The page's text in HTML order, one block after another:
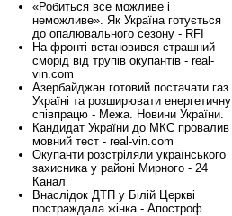
«Робиться все можливе і
неможливе». Як Україна готується
до опалювального сезону - RFI
На фронті встановився страшний
сморід від трупів окупантів - real-
vin.com
Азербайджан готовий постачати газ
Україні та розширювати енергетичну
співпрацю - Межа. Новини України.
Кандидат України до МКС провалив
мовний тест - real-vin.com
Окупанти розстріляли українського
захисника у районі Мирного - 24
Канал
Внаслідок ДТП у Білій Церкві
постраждала жінка - Апостроф